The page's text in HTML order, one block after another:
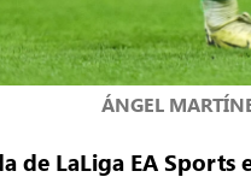
ÁNGEL
de LaLiga EA